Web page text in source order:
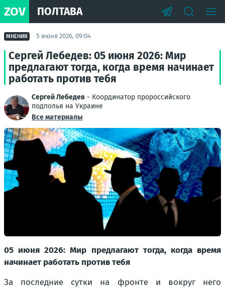
ZOV ПОЛТАВА
МНЕНИЯ 5 июня 2026, 09:04
Сергей Лебедев: 05 июня 2026: Мир
предлагают тогда, когда время начинает
работать против тебя
Сергей Лебедев - Координатор пророссийского
подполья на Украине
Все материалы
05 июня 2026: Мир предлагают тогда, когда время
начинает работать против тебя
За последние сутки на фронте и вокруг него